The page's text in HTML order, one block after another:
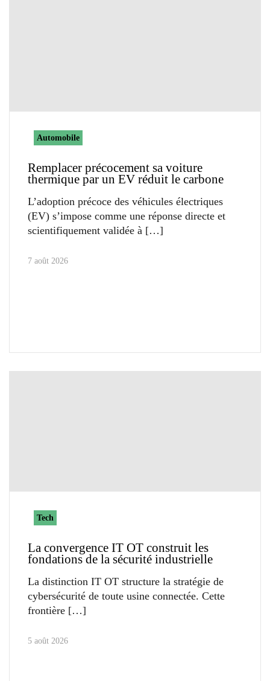
Automobile
Remplacer précocement sa voiture
thermique par un EV réduit le carbone
L’adoption précoce des véhicules électriques
(EV) s’impose comme une réponse directe et
scientifiquement validée à
7 août 2026
Tech
La convergence IT OT construit les
fondations de la sécurité industrielle
La distinction IT OT structure la stratégie de
cybersécurité de toute usine connectée. Cette
frontière
5 août 2026